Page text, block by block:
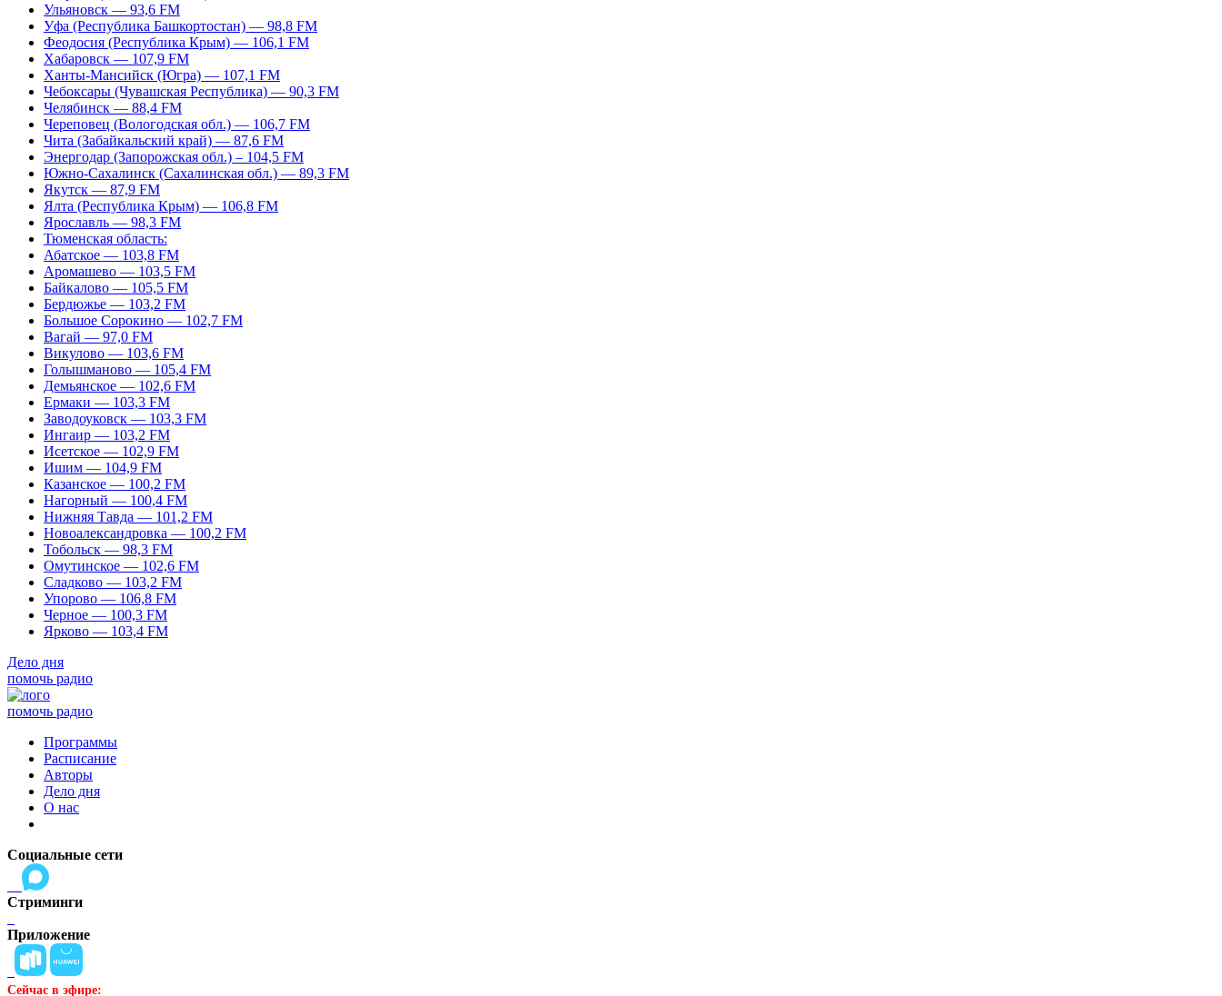
Ульяновск — 93,6 FM
Уфа (Республика Башкортостан) — 98,8 FM
Феодосия (Республика Крым) — 106,1 FM
Хабаровск — 107,9 FM
Ханты-Мансийск (Югра) — 107,1 FM
Чебоксары (Чувашская Республика) — 90,3 FM
Челябинск — 88,4 FM
Череповец (Вологодская обл.) — 106,7 FM
Чита (Забайкальский край) — 87,6 FM
Энергодар (Запорожская обл.) – 104,5 FM
Южно-Сахалинск (Сахалинская обл.) — 89,3 FM
Якутск — 87,9 FM
Ялта (Республика Крым) — 106,8 FM
Ярославль — 98,3 FM
Тюменская область:
Абатское — 103,8 FM
Аромашево — 103,5 FM
Байкалово — 105,5 FM
Бердюжье — 103,2 FM
Большое Сорокино — 102,7 FM
Вагай — 97,0 FM
Викулово — 103,6 FM
Голышманово — 105,4 FM
Демьянское — 102,6 FM
Ермаки — 103,3 FM
Заводоуковск — 103,3 FM
Ингаир — 103,2 FM
Исетское — 102,9 FM
Ишим — 104,9 FM
Казанское — 100,2 FM
Нагорный — 100,4 FM
Нижняя Тавда — 101,2 FM
Новоалександровка — 100,2 FM
Тобольск — 98,3 FM
Омутинское — 102,6 FM
Сладково — 103,2 FM
Упорово — 106,8 FM
Черное — 100,3 FM
Ярково — 103,4 FM
Дело дня
помочь радио
помочь радио
Программы
Расписание
Авторы
Дело дня
О нас
Социальные сети
Стриминги
Приложение
Сейчас в эфире: